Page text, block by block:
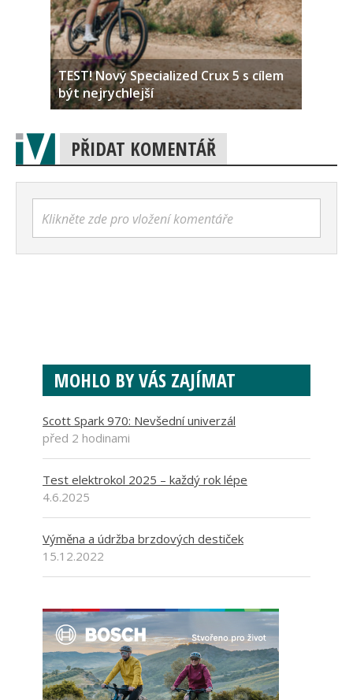
TEST! Nový Specialized Crux 5 s cílem
být nejrychlejší
PŘIDAT KOMENTÁŘ
Klikněte zde pro vložení komentáře
MOHLO BY VÁS ZAJÍMAT
Scott Spark 970: Nevšední univerzál
před 2 hodinami
Test elektrokol 2025 – každý rok lépe
4.6.2025
Výměna a údržba brzdových destiček
15.12.2022